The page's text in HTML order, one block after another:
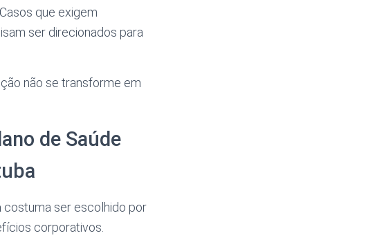
que exigem
ser direcionados para
não se transforme em
de Saúde
costuma ser escolhido por
corporativos.